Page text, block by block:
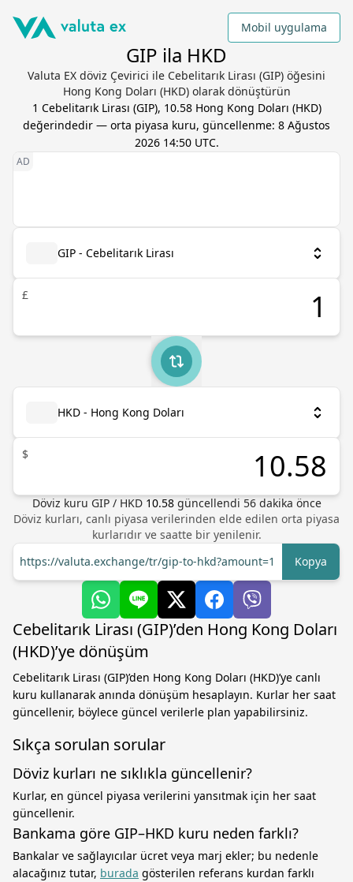
Mobil uygulama
GIP ila HKD
Valuta EX döviz Çevirici ile Cebelitarık Lirası (GIP) öğesini
Hong Kong Doları (HKD) olarak dönüştürün
1 Cebelitarık Lirası (GIP), 10.58 Hong Kong Doları (HKD)
değerindedir — orta piyasa kuru, güncellenme: 8 Ağustos
2026 14:50 UTC.
GIP - Cebelitarık Lirası
£
HKD - Hong Kong Doları
$
Döviz kuru GIP/ HKD 10.58 güncellendi 56 dakika önce
Döviz kurları, canlı piyasa verilerinden elde edilen orta piyasa
kurlarıdır ve saatte bir yenilenir.
https://valuta.exchange/tr/gip-to-hkd?amount=1
Kopya
Cebelitarık Lirası (GIP)’den Hong Kong Doları
(HKD)’ye dönüşüm
Cebelitarık Lirası (GIP)’den Hong Kong Doları (HKD)’ye canlı
kuru kullanarak anında dönüşüm hesaplayın. Kurlar her saat
güncellenir, böylece güncel verilerle plan yapabilirsiniz.
Sıkça sorulan sorular
Döviz kurları ne sıklıkla güncellenir?
Kurlar, en güncel piyasa verilerini yansıtmak için her saat
güncellenir.
Bankama göre GIP–HKD kuru neden farklı?
Bankalar ve sağlayıcılar ücret veya marj ekler; bu nedenle
alacağınız tutar, burada gösterilen referans kurdan farklı